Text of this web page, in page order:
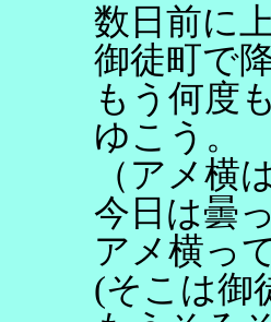
数日前に
御徒町で
もう何度
ゆこう。
（アメ横
今日は曇
アメ横っ
(そこは御